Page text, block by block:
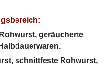
geräucherte
schnittfeste Rohwurst,